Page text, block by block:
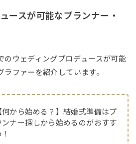
ースが可能なプランナー・
のウェディングプロデュースが可能
ファーを紹介しています。
何から始める？】結婚式準備はプ
ンナー探しから始めるのがおすす